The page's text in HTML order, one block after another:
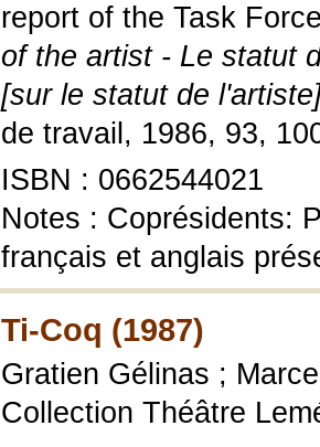
report of the Task
of the artist - Le statut
[sur le statut de
de travail, 1986, 93,
ISBN : 0662544021
Notes : Coprésidents:
français et anglais
Ti-Coq (1987)
Gratien Gélinas ;
Collection Théâtre